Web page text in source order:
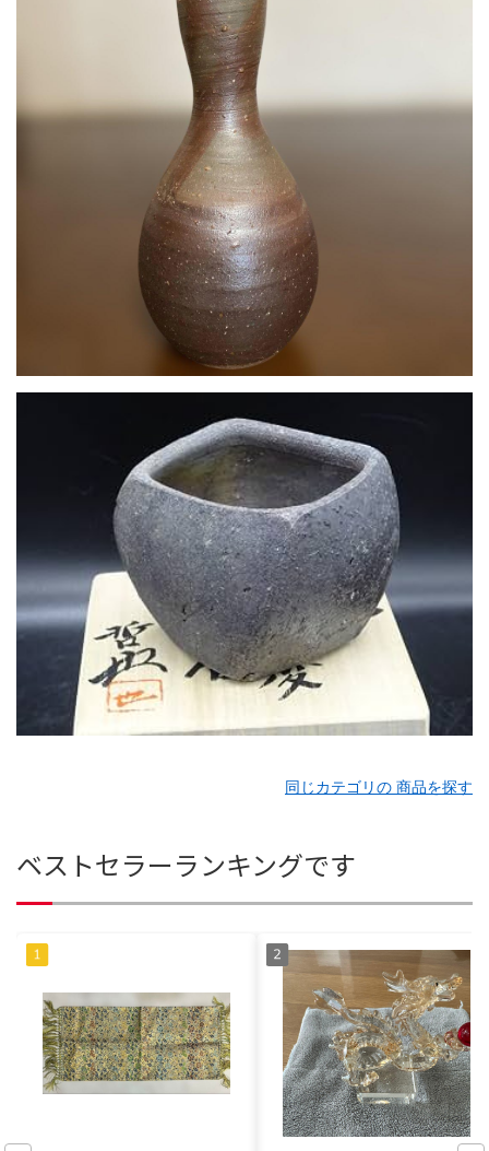
同じカテゴリの 商品を探す
ベストセラーランキングです